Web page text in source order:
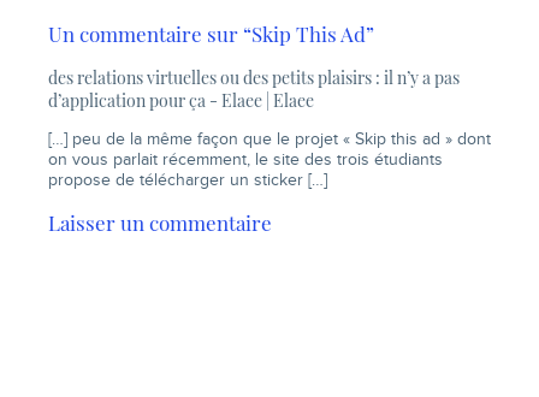
Un commentaire sur “Skip This Ad”
des relations virtuelles ou des petits plaisirs : il n’y a pas
d’application pour ça - Elaee | Elaee
[…] peu de la même façon que le projet « Skip this ad » dont
on vous parlait récemment, le site des trois étudiants
propose de télécharger un sticker […]
Laisser un commentaire